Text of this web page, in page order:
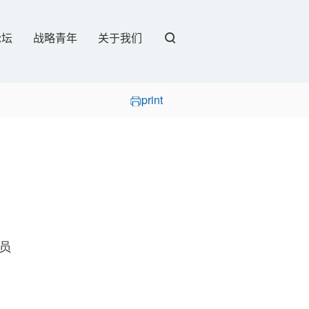
战略青年 关于我们
print